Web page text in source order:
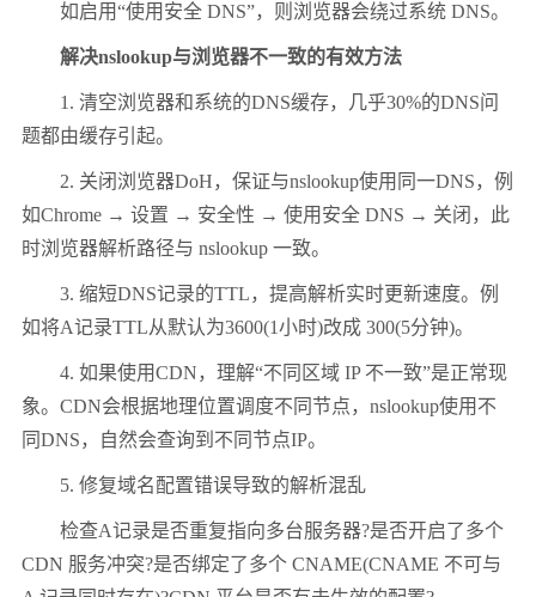
如启用“使用安全 DNS”，则浏览器会绕过系统 DNS。
解决nslookup与浏览器不一致的有效方法
1. 清空浏览器和系统的DNS缓存，几乎30%的DNS问
题都由缓存引起。
2. 关闭浏览器DoH，保证与nslookup使用同一DNS，例
如Chrome → 设置 → 安全性 → 使用安全 DNS → 关闭，此
时浏览器解析路径与 nslookup 一致。
3. 缩短DNS记录的TTL，提高解析实时更新速度。例
如将A记录TTL从默认为3600(1小时)改成 300(5分钟)。
4. 如果使用CDN，理解“不同区域 IP 不一致”是正常现
象。CDN会根据地理位置调度不同节点，nslookup使用不
同DNS，自然会查询到不同节点IP。
5. 修复域名配置错误导致的解析混乱
检查A记录是否重复指向多台服务器?是否开启了多个
CDN 服务冲突?是否绑定了多个 CNAME(CNAME 不可与